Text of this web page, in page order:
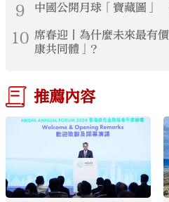
9 中國公開月球「寶藏圖」
10 席春迎丨為什麼未來最有
康共同體」？
推薦內容